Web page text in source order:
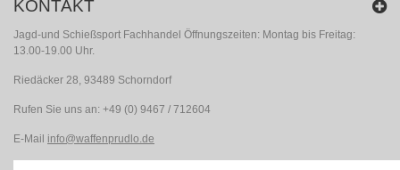
KONTAKT
Jagd-und Schießsport Fachhandel Öffnungszeiten: Montag bis Freitag:
13.00-19.00 Uhr.
Riedäcker 28, 93489 Schorndorf
Rufen Sie uns an: +49 (0) 9467 / 712604
E-Mail info@waffenprudlo.de